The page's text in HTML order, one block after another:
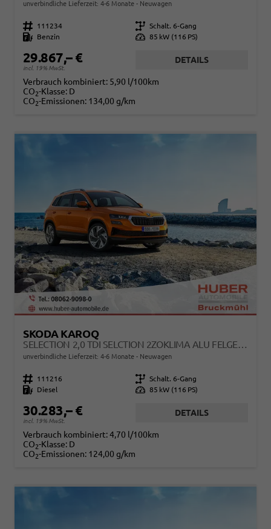
unverbindliche Lieferzeit: 4-6 Monate Neuwagen
Fahrzeugnr. 111234 Getriebe Schalt. 6-Gang
Kraftstoff
Benzin Leistung 85 kW (116 PS)
29.867,– €
incl. 19% MwSt.
DETAILS
Verbrauch kombiniert: 5,90 l/100km
CO2-Klasse: D
CO2-Emissionen: 134,00 g/km
SKODA KAROQ
SELECTION 2,0 TDI SELCTION 2ZOKLIMA ALU FELGEN 5J GARANTIE SITZHEIZUNG LED SCHEINWERFER TEMPOMAT
unverbindliche Lieferzeit: 4-6 Monate Neuwagen
Fahrzeugnr. 111216 Getriebe Schalt. 6-Gang
Kraftstoff
Diesel Leistung 85 kW (116 PS)
30.283,– €
incl. 19% MwSt.
DETAILS
Verbrauch kombiniert:4,70 l/100km
CO2-Klasse: D
CO2-Emissionen: 124,00 g/km